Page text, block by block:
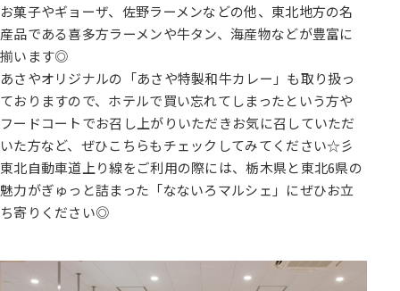
お菓子やギョーザ、佐野ラーメンなどの他、東北地方の名
産品である喜多方ラーメンや牛タン、海産物などが豊富に
揃います◎
あさやオリジナルの「あさや特製和牛カレー」も取り扱っ
ておりますので、ホテルで買い忘れてしまったという方や
フードコートでお召し上がりいただきお気に召していただ
いた方など、ぜひこちらもチェックしてみてください☆彡
東北自動車道上り線をご利用の際には、栃木県と東北6県の
魅力がぎゅっと詰まった「なないろマルシェ」にぜひお立
ち寄りください◎